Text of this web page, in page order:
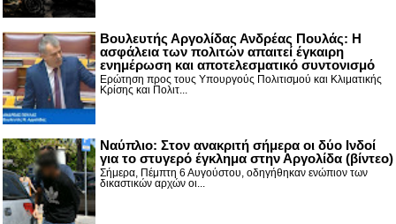
Βουλευτής Αργολίδας Ανδρέας Πουλάς: Η
ασφάλεια των πολιτών απαιτεί έγκαιρη
ενημέρωση και αποτελεσματικό συντονισμό
Ερώτηση προς τους Υπουργούς Πολιτισμού και Κλιματικής
Κρίσης και Πολιτ...
Nαύπλιο: Στον ανακριτή σήμερα οι δύο Ινδοί
για το στυγερό έγκλημα στην Αργολίδα (βίντεο)
Σήμερα, Πέμπτη 6 Αυγούστου, οδηγήθηκαν ενώπιον των
δικαστικών αρχών οι...